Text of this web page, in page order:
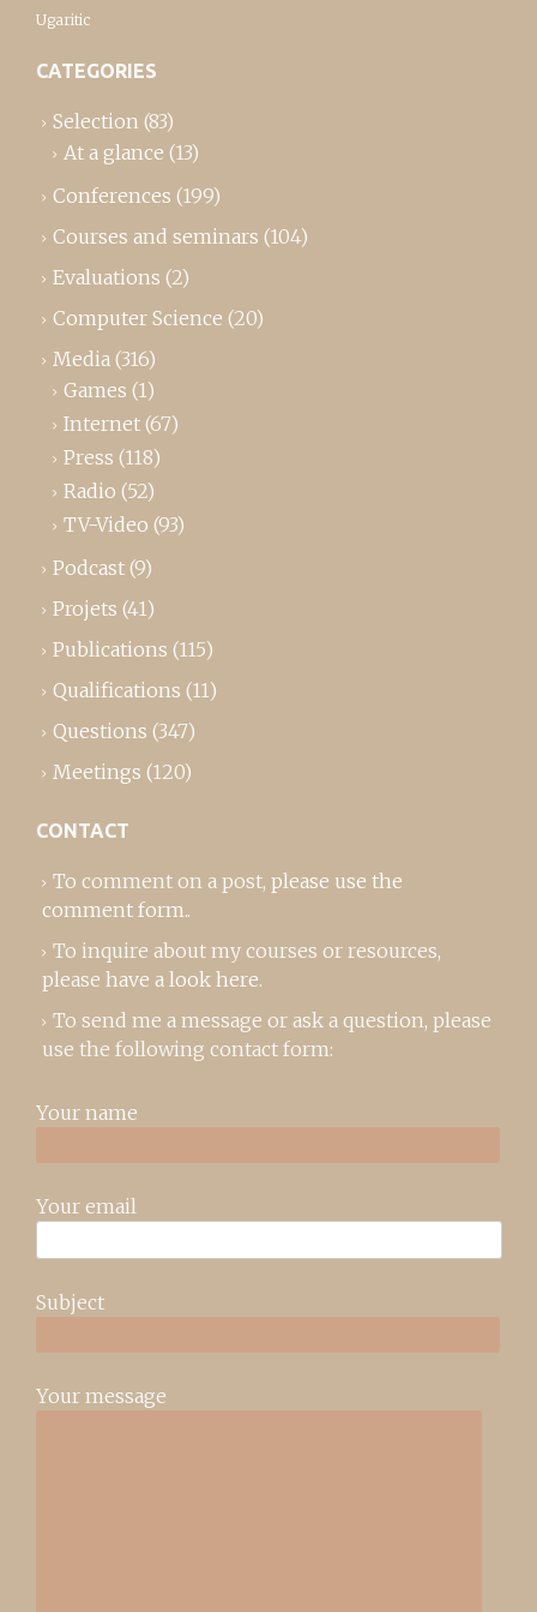
Ugaritic
CATEGORIES
Selection (83)
At a glance (13)
Conferences (199)
Courses and seminars (104)
Evaluations (2)
Computer Science (20)
Media (316)
Games (1)
Internet (67)
Press (118)
Radio (52)
TV-Video (93)
Podcast (9)
Projets (41)
Publications (115)
Qualifications (11)
Questions (347)
Meetings (120)
CONTACT
To comment on a post, please use the
comment form..
To inquire about my courses or resources,
please have a look here.
To send me a message or ask a question, please
use the following contact form:
Your name
Your email
Subject
Your message